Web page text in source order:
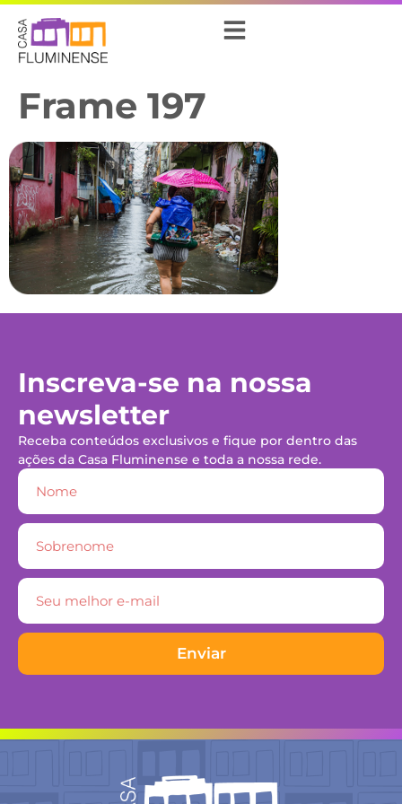
Frame 197
Inscreva-se na nossa
newsletter
Receba conteúdos exclusivos e fique por dentro das
ações da Casa Fluminense e toda a nossa rede.
Enviar